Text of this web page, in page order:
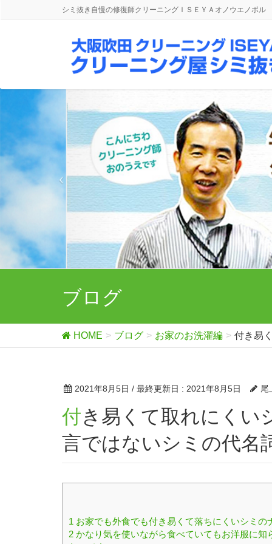
シミ抜き自慢の修復師クリーニングＩＳＥＹＡオノウエノボル
ブログ
HOME ブログ お家のお洗濯編 付き易
2021年8月5日 / 最終更新日 : 2021年8月5日 尾
付き易くて取れにくいシミのナンバーワンと言っても過
言ではないシミの代名
1 お家でも外食でも付き易くて落ちにくいシミ
2 かなり気を使いながら食べていてもお洋服に